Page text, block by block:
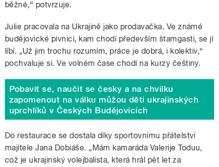
běžné,“ potvrzuje.
Julie pracovala na Ukrajině jako prodavačka. Ve známé
budějovické pivnici, kam chodí především štamgasti, se jí
líbí. „Už jim trochu rozumím, práce je dobrá, i kolektiv,“
pochvaluje si. Ve volném čase chodí na kurzy češtiny.
Pobavit se, naučit se česky a na chvilku
zapomenout na válku můžou děti ukrajinských
uprchlíků v Českých Budějovicích
Do restaurace se dostala díky sportovnímu přátelství
majitele Jana Dobiáše. „Mám kamaráda Valerije Toduu,
což je ukrajinský volejbalista, která hrál pět let za